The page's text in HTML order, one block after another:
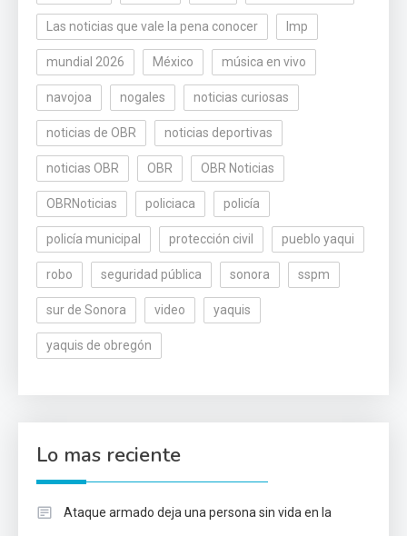
Las noticias que vale la pena conocer lmp
mundial 2026 México música en vivo
navojoa nogales noticias curiosas
noticias de OBR noticias deportivas
noticias OBR OBR OBR Noticias
OBRNoticias policiaca policía
policía municipal protección civil pueblo yaqui
robo seguridad pública sonora sspm
sur de Sonora video yaquis
yaquis de obregón
Lo mas reciente
Ataque armado deja una persona sin vida en la